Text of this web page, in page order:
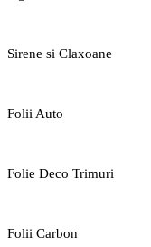
Sirene si Claxoane
Folii Auto
Folie Deco Trimuri
Folii Carbon